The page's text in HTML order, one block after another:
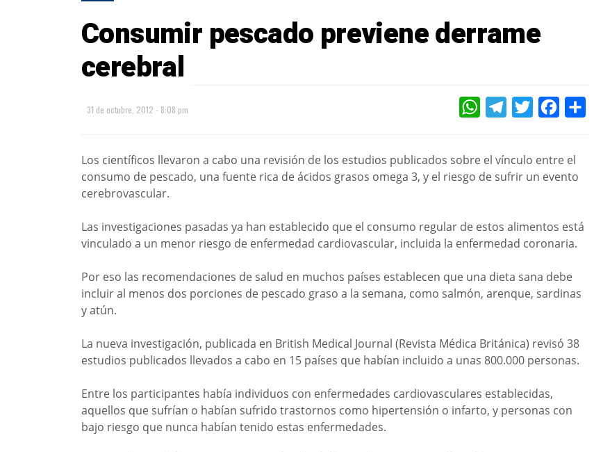
Consumir pescado previene derrame
cerebral
31 de octubre, 2012 - 8:08 pm WHATSAPPTELEGRAMTWITTERFACEBOOK
Los científicos llevaron a cabo una revisión de los estudios publicados sobre el vínculo entre el
consumo de pescado, una fuente rica de ácidos grasos omega 3, y el riesgo de sufrir un evento
cerebrovascular.
Las investigaciones pasadas ya han establecido que el consumo regular de estos alimentos está
vinculado a un menor riesgo de enfermedad cardiovascular, incluida la enfermedad coronaria.
Por eso las recomendaciones de salud en muchos países establecen que una dieta sana debe
incluir al menos dos porciones de pescado graso a la semana, como salmón, arenque, sardinas
y atún.
La nueva investigación, publicada en British Medical Journal (Revista Médica Británica) revisó 38
estudios publicados llevados a cabo en 15 países que habían incluido a unas 800.000 personas.
Entre los participantes había individuos con enfermedades cardiovasculares establecidas,
aquellos que sufrían o habían sufrido trastornos como hipertensión o infarto, y personas con
bajo riesgo que nunca habían tenido estas enfermedades.